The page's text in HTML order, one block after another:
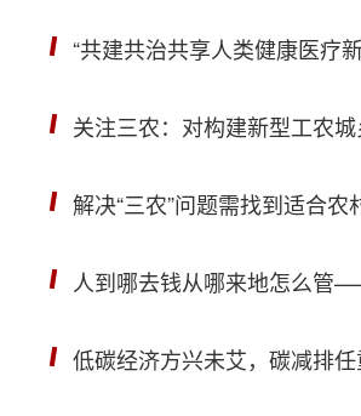
“共建共治共享人类健康医疗
关注三农：对构建新型工农
解决“三农”问题需找到适合农
人到哪去钱从哪来地怎么管
低碳经济方兴未艾，碳减排